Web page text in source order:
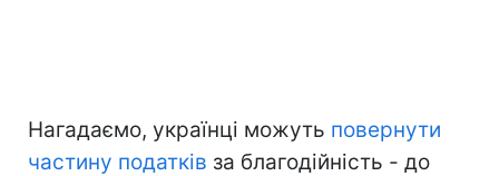
Нагадаємо, українці можуть повернути
частину податків за благодійність - до